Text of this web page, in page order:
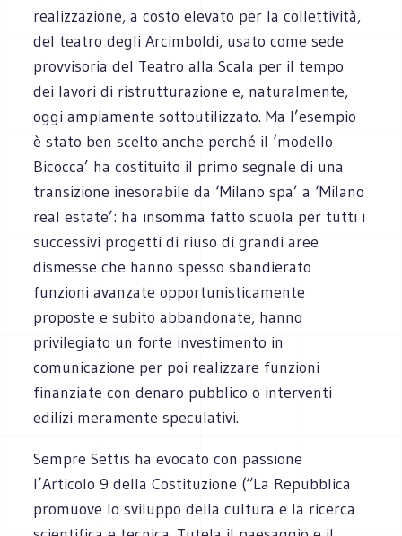
realizzazione, a costo elevato per la collettività,
del teatro degli Arcimboldi, usato come sede
provvisoria del Teatro alla Scala per il tempo
dei lavori di ristrutturazione e, naturalmente,
oggi ampiamente sottoutilizzato. Ma l’esempio
è stato ben scelto anche perché il ‘modello
Bicocca’ ha costituito il primo segnale di una
transizione inesorabile da ‘Milano spa’ a ‘Milano
real estate’: ha insomma fatto scuola per tutti i
successivi progetti di riuso di grandi aree
dismesse che hanno spesso sbandierato
funzioni avanzate opportunisticamente
proposte e subito abbandonate, hanno
privilegiato un forte investimento in
comunicazione per poi realizzare funzioni
finanziate con denaro pubblico o interventi
edilizi meramente speculativi.
Sempre Settis ha evocato con passione
l’Articolo 9 della Costituzione (“La Repubblica
promuove lo sviluppo della cultura e la ricerca